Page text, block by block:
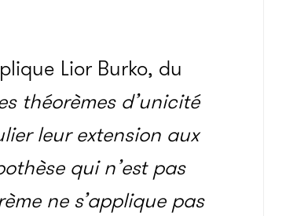
Lior Burko, du
théorèmes d’unicité
leur extension aux
qui n’est pas
ne s’applique pas